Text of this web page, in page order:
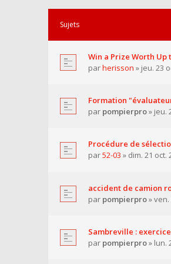
Sujets
Win a Prize Worth Up
parherisson » jeu. 23
Formation
par pompierpro» jeu.
Procédure de
par52-03 » dim. 21 oct.
accident de camion
par pompierpro»
Sambreville : exercice
par pompierpro» lun.